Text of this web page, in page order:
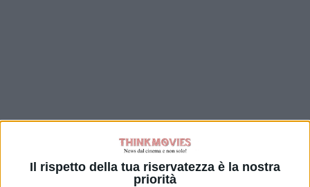
Il rispetto della tua riservatezza è la nostra
priorità